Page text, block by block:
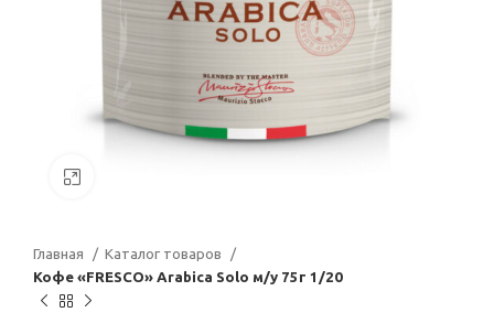
Главная
Каталог товаров
Кофе «FRESCO» Arabica Solo м/у 75г 1/20